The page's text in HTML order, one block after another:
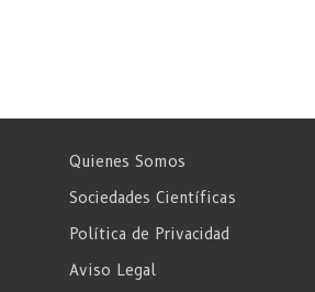
Quienes Somos
Sociedades Científicas
Política de Privacidad
Aviso Legal